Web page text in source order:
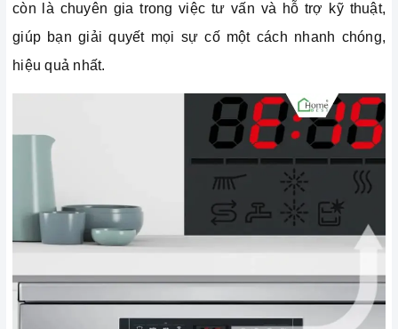
còn là chuyên gia trong việc tư vấn và hỗ trợ kỹ thuật,
giúp bạn giải quyết mọi sự cố một cách nhanh chóng,
hiệu quả nhất.